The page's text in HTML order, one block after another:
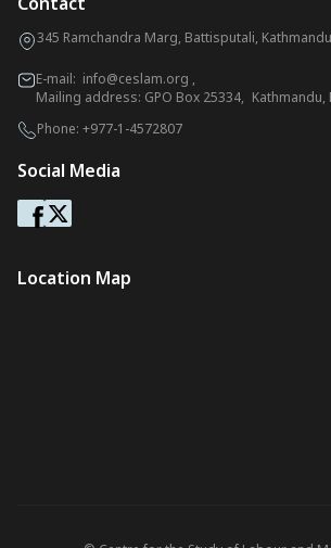
345 Ramchandra Marg, Battisputali,
E-mail: info@ceslam.org ,
Mailing address: GPO Box 25334, Kathmandu,
Phone: +977-1-4572807
Social Media
Location Map